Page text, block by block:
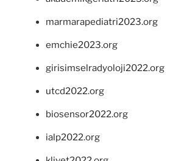
marmarapediatri2023.org
emchie2023.org
girisimselradyoloji2022.org
utcd2022.org
biosensor2022.org
ialp2022.org